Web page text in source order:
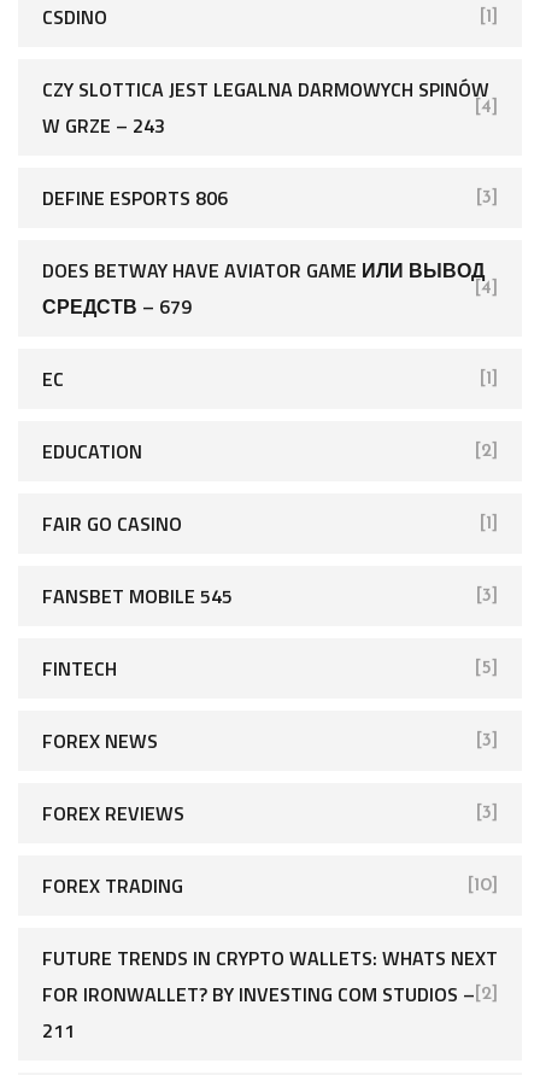
CSDINO [1]
CZY SLOTTICA JEST LEGALNA DARMOWYCH SPINÓW
W GRZE – 243
[4]
DEFINE ESPORTS 806 [3]
DOES BETWAY HAVE AVIATOR GAME ИЛИ ВЫВОД
СРЕДСТВ – 679
[4]
EC [1]
EDUCATION [2]
FAIR GO CASINO [1]
FANSBET MOBILE 545 [3]
FINTECH [5]
FOREX NEWS [3]
FOREX REVIEWS [3]
FOREX TRADING [10]
FUTURE TRENDS IN CRYPTO WALLETS: WHATS NEXT
FOR IRONWALLET? BY INVESTING COM STUDIOS –
211
[2]